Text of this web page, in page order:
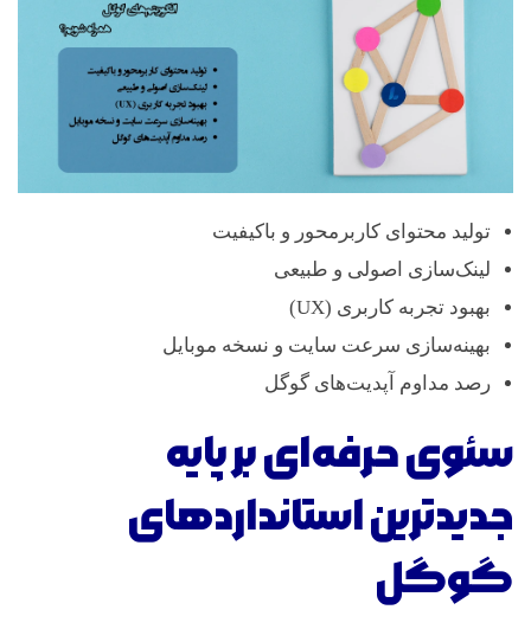
تولید محتوای کاربرمحور و باکیفیت
لینک‌سازی اصولی و طبیعی
بهبود تجربه کاربری (UX)
بهینه‌سازی سرعت سایت و نسخه موبایل
رصد مداوم آپدیت‌های گوگل
سئوی حرفه‌ای بر پایه
جدیدترین استانداردهای
گوگل